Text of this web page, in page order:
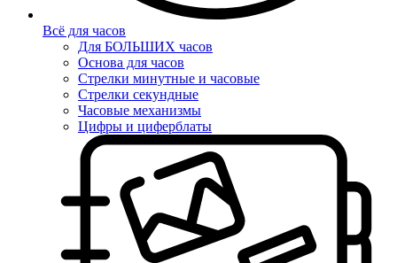
Всё для часов
Для БОЛЬШИХ часов
Основа для часов
Стрелки минутные и часовые
Стрелки секундные
Часовые механизмы
Цифры и циферблаты